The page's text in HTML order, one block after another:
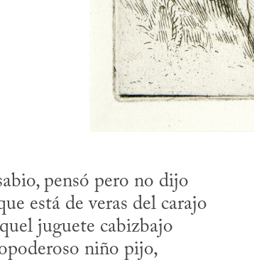
pensó pero no dijo
está de veras del carajo
juguete cabizbajo
niño pijo,